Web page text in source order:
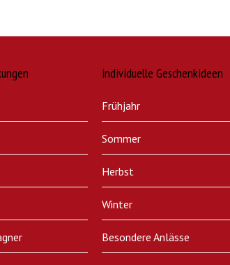
individuelle Geschenkideen
Frühjahr
Sommer
Herbst
Winter
Besondere Anlässe